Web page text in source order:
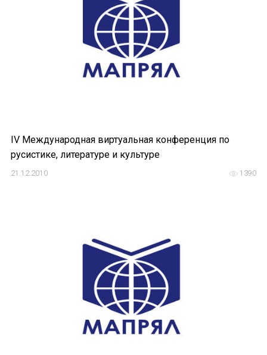
IV Международная виртуальная конференция по
русистике, литературе и культуре
1390
21.12.2010